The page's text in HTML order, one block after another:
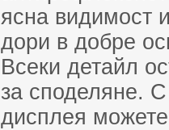
ясна видимост
дори в добре
Всеки детайл
за споделяне.
дисплея